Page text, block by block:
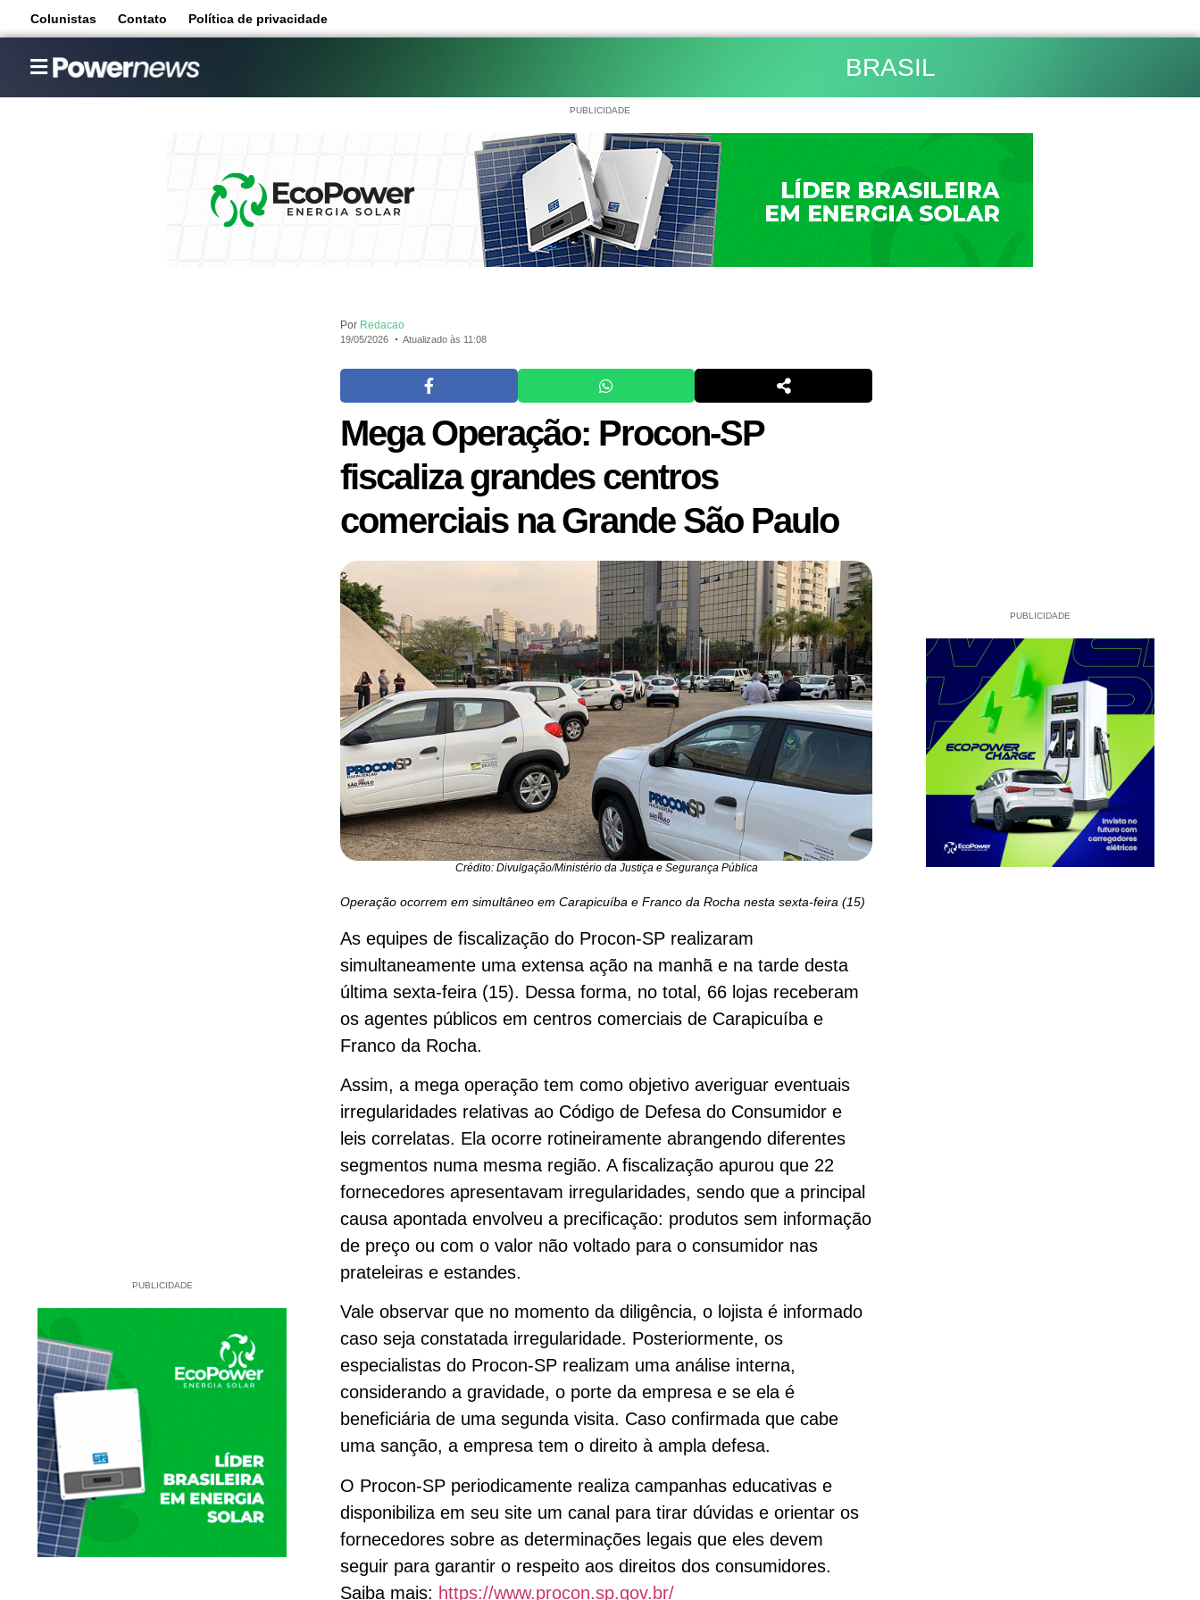
Colunistas Contato Política de privacidade
BRASIL
PUBLICIDADE
PUBLICIDADE
Por Redacao
19/05/2026 Atualizado às 11:08
Mega Operação: Procon-SP
fiscaliza grandes centros
comerciais na Grande São Paulo
Crédito: Divulgação/Ministério da Justiça e Segurança Pública
Operação ocorrem em simultâneo em Carapicuíba e Franco da Rocha nesta sexta-feira (15)
As equipes de fiscalização do Procon-SP realizaram
simultaneamente uma extensa ação na manhã e na tarde desta
última sexta-feira (15). Dessa forma, no total, 66 lojas receberam
os agentes públicos em centros comerciais de Carapicuíba e
Franco da Rocha.
Assim, a mega operação tem como objetivo averiguar eventuais
irregularidades relativas ao Código de Defesa do Consumidor e
leis correlatas. Ela ocorre rotineiramente abrangendo diferentes
segmentos numa mesma região. A fiscalização apurou que 22
fornecedores apresentavam irregularidades, sendo que a principal
causa apontada envolveu a precificação: produtos sem informação
de preço ou com o valor não voltado para o consumidor nas
prateleiras e estandes.
Vale observar que no momento da diligência, o lojista é informado
caso seja constatada irregularidade. Posteriormente, os
especialistas do Procon-SP realizam uma análise interna,
considerando a gravidade, o porte da empresa e se ela é
beneficiária de uma segunda visita. Caso confirmada que cabe
uma sanção, a empresa tem o direito à ampla defesa.
O Procon-SP periodicamente realiza campanhas educativas e
disponibiliza em seu site um canal para tirar dúvidas e orientar os
fornecedores sobre as determinações legais que eles devem
seguir para garantir o respeito aos direitos dos consumidores.
Saiba mais: https://www.procon.sp.gov.br/
PUBLICIDADE